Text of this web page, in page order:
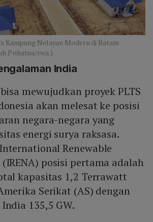
Kampung Nelayan Modern di Batam
Prihatna/rwa.)
India
mewujudkan proyek PLTS
akan melesat ke posisi
negara-negara yang
energi surya raksasa.
Renewable
(IRENA) posisi pertama adalah
kapasitas 1,2 Terrawatt
Serikat (AS) dengan
135,5 GW.